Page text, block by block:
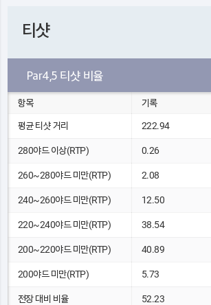
티샷
Par4,5 티샷 비율
항목 기록
평균 티샷 거리 222.94
280야드 이상(RTP) 0.26
260~280야드 미만(RTP) 2.08
240~260야드 미만(RTP) 12.50
220~240야드 미만(RTP) 38.54
200~220야드 미만(RTP) 40.89
200야드 미만(RTP) 5.73
전장 대비 비율 52.23